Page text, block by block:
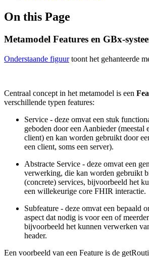
On this Page
Metamodel Features en GBx-
Onderstaande figuurtoont het gehanteerde
Centraal concept in het metamodel is een
verschillende typen features:
Service - deze omvat een stuk
geboden door een Aanbieder (meestal
client) en kan worden gebruikt door
een client, soms een server).
Abstracte Service - deze omvat een
verwerking, die kan worden gebruikt
(concrete) services, bijvoorbeeld het
een willekeurige core FHIR interactie.
Subfeature - deze omvat een bepaald
aspect dat nodig is voor een of
bijvoorbeeld het kunnen verwerken
header.
Een voorbeeld van een Feature is de